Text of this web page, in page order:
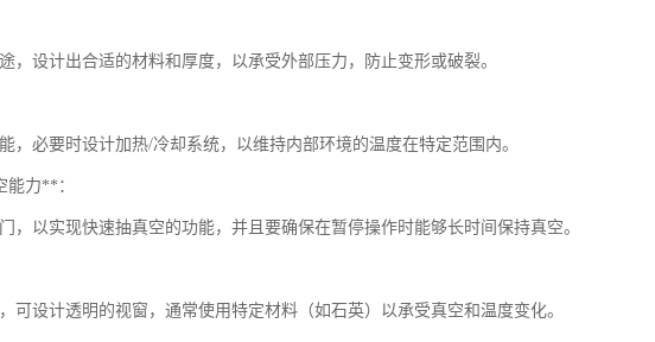
，设计出合适的材料和厚度，以承受外部压力，防止变形或破裂。
，必要时设计加热/冷却系统，以维持内部环境的温度在特定范围内。
力**：
，以实现快速抽真空的功能，并且要确保在暂停操作时能够长时间保持真空。
可设计透明的视窗，通常使用特定材料（如石英）以承受真空和温度变化。